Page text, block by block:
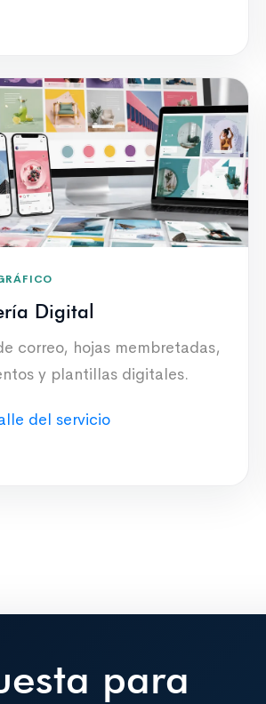
Digital
correo, hojas membretadas,
y plantillas digitales.
del servicio
para